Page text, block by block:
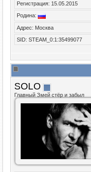
Регистрация: 15.05.2015
Родина:
Адрес: Москва
SID: STEAM_0:1:35499077
SOLO
Главный Змей стёр и забыл